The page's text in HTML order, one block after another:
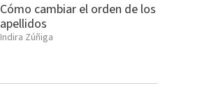
Cómo cambiar el orden de los
apellidos
Indira Zúñiga